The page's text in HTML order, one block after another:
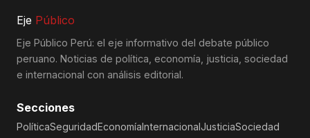
Eje Público
Eje Público Perú: el eje informativo del debate público
peruano. Noticias de política, economía, justicia, sociedad
e internacional con análisis editorial.
Secciones
PolíticaSeguridadEconomíaInternacionalJusticiaSociedad